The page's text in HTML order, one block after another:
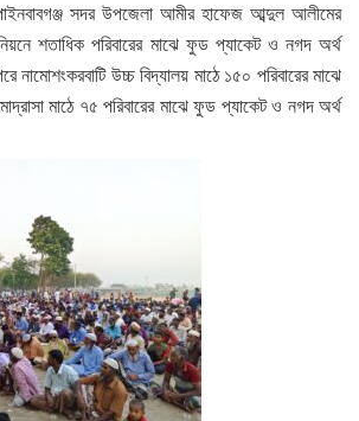
সদর উপজেলা আমীর হাফেজ আব্দুল আলীমের
শতাধিক পরিবারের মাঝে ফুড প্যাকেট ও নগদ অর্থ
নামোশংকরবাটি উচ্চ বিদ্যালয় মাঠে ১৫০ পরিবারের মাঝে
মাদ্রাসা মাঠে ৭৫ পরিবারের মাঝে ফুড প্যাকেট ও নগদ অর্থ